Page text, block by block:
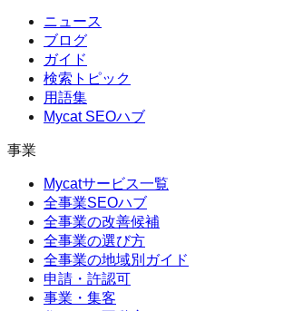
ニュース
ブログ
ガイド
検索トピック
用語集
Mycat SEOハブ
事業
Mycatサービス一覧
全事業SEOハブ
全事業の改善候補
全事業の選び方
全事業の地域別ガイド
申請・許認可
事業・集客